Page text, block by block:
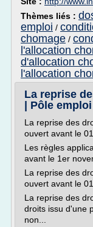
Thèmes liés :
emploi /
chomage /
l'allocation
d'allocation
l'allocation
La reprise
| Pôle emploi
La reprise des
ouvert avant le
Les règles
avant le 1er
La reprise des
ouvert avant le
La reprise des
droits issu d'une
non...